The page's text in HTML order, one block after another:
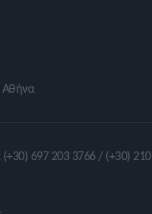
Αθήνα
(+30) 697 203 3766 / (+30) 210